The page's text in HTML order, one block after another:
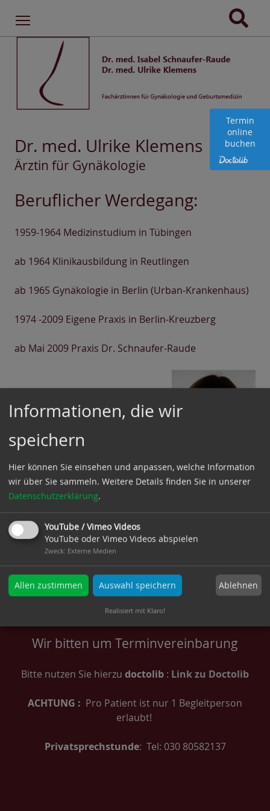
Termin
online
buchen
Dr. med. Ulrike Klemens
Ärztin für Gynäkologie
Beruflicher Werdegang:
1959-1964 Medizinstudium in Tübingen
ab 1964 Klinikausbildung in Reutlingen
ab 1965 Gynäkologie in Berlin (Urban-Krankenhaus)
1974 -2009 Eigene Praxis in Berlin-Kreuzberg
ab Mai 2009 Praxis Dr. Schnaufer-Raude
© Frauenärztin am Mexikoplatz
Dr. med. Isabel Schnaufer-Raude
Dr. med. Ulrike Klemens
Wir bitten um Terminvereinbarung
Bitte nutzen Sie hierzu doctolib : Link zu Doctolib
ACHTUNG : Pro Patient ist nur 1 Begleitperson
erlaubt!
Privatsprechstunde: Tel: 030 80582137
Informationen, die wir
speichern
Hier können Sie einsehen und anpassen, welche Information
wir über Sie sammeln. Weitere Details finden Sie in unserer
Datenschutzerklärung.
YouTube / Vimeo Videos
YouTube oder Vimeo Videos abspielen
Zweck: Externe Medien
Allen zustimmen Auswahl speichern Ablehnen
Realisiert mit Klaro!